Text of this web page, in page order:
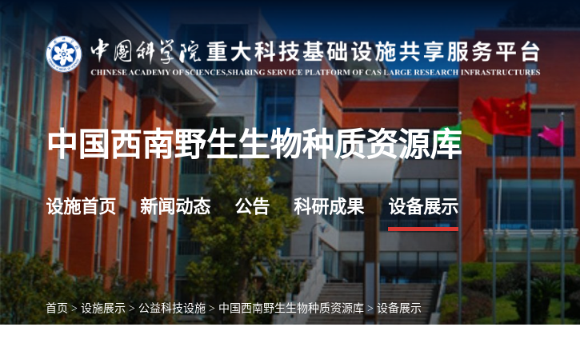
中国西南野生生物种质资源库
设施首页 新闻动态 公告 科研成果 设备展示
首页> 设施展示> 公益科技设施 > 中国西南野生生物种质资源库 > 设备展示